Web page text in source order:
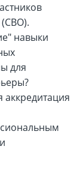
навыки
для